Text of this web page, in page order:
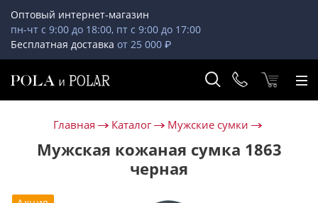
Оптовый интернет-магазин
пн-чт с 9:00 до 18:00, пт с 9:00 до 17:00
Бесплатная доставка от 25 000 ₽
Главная Каталог Мужские сумки
Мужская кожаная сумка 1863
черная